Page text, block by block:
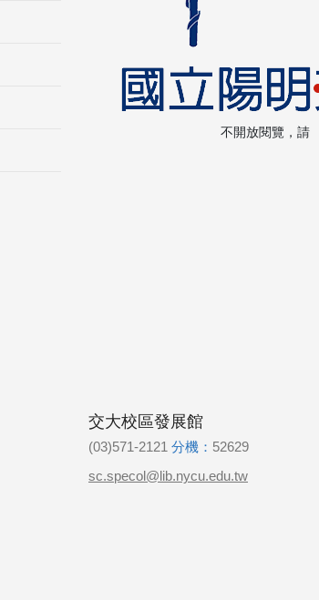
不開放閱覽，請
交大校區發展館
(03)571-2121 分機： 52629
sc.specol@lib.nycu.edu.tw